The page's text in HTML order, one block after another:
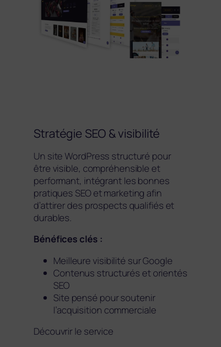
Stratégie SEO & visibilité
Un site WordPress structuré pour
être visible, compréhensible et
performant, intégrant les bonnes
pratiques SEO et marketing afin
d’attirer des prospects qualifiés et
durables.
Bénéfices clés :
Meilleure visibilité sur Google
Contenus structurés et orientés
SEO
Site pensé pour soutenir
l’acquisition commerciale
Découvrir le service